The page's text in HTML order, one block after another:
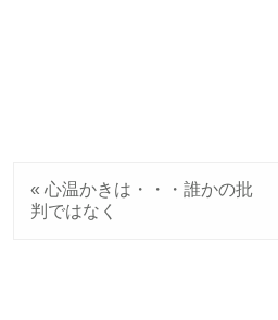
« 心温かきは・・・誰かの批
判ではなく